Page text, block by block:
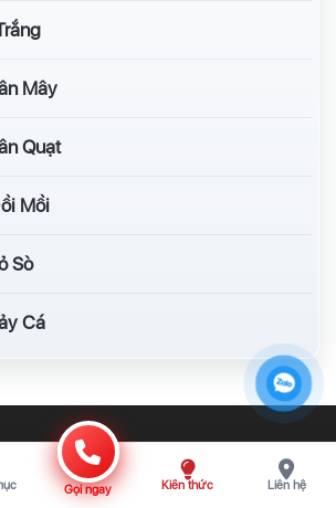
Mây
Quạt
Mồi
Sò
Cá
TÁC CỦA CHÚNG TÔI
Gọi ngay Kiến thức Liên hệ